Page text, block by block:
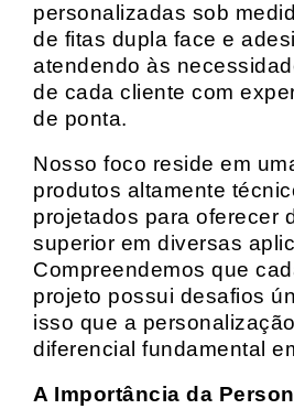
personalizadas sob
de fitas dupla face e
atendendo às
de cada cliente com
de ponta.
Nosso foco reside em
produtos altamente
projetados para oferecer
superior em diversas
Compreendemos que
projeto possui desafios
isso que a
diferencial fundamental
A Importância da